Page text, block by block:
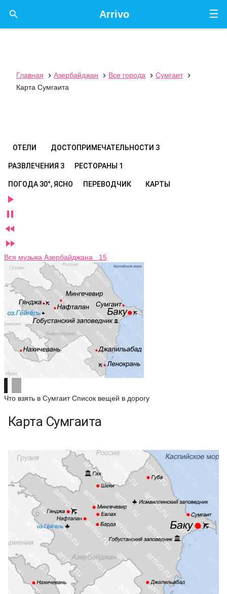
☰
Arrivo

Главная  Азербайджан  Все города  Сумгаит

Карта Сумгаита
ОТЕЛИ ДОСТОПРИМЕЧАТЕЛЬНОСТИ 3
РАЗВЛЕЧЕНИЯ 3 РЕСТОРАНЫ 1
ПОГОДА 30°, ЯСНО ПЕРЕВОДЧИК КАРТЫ




Вся музыка Азербайджана 15
Что взять в Сумгаит Список вещей в дорогу
Карта Сумгаита